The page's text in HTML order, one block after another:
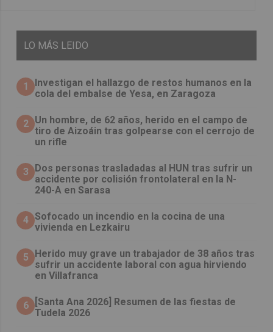
LO MÁS LEIDO
1
Investigan el hallazgo de restos humanos en la
cola del embalse de Yesa, en Zaragoza
2 Un hombre, de 62 años, herido en el campo de
tiro de Aizoáin tras golpearse con el cerrojo de
un rifle
3
​Dos personas trasladadas al HUN tras sufrir un
accidente por colisión frontolateral en la N-
240-A en Sarasa
4 Sofocado un incendio en la cocina de una
vivienda en Lezkairu
5
Herido muy grave un trabajador de 38 años tras
sufrir un accidente laboral con agua hirviendo
en Villafranca
6
[Santa Ana 2026] Resumen de las fiestas de
Tudela 2026